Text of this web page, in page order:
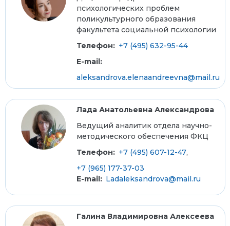
психологических проблем
поликультурного образования
факультета социальной психологии
Телефон: +7 (495) 632-95-44
E-mail:
aleksandrova.elenaandreevna@mail.ru
Лада Анатольевна Александрова
Ведущий аналитик отдела научно-
методического обеспечения ФКЦ
Телефон: +7 (495) 607-12-47,
+7 (965) 177-37-03
E-mail: Ladaleksandrova@mail.ru
Галина Владимировна Алексеева